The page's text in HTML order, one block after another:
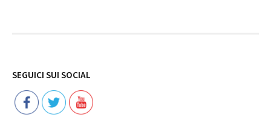
SEGUICI SUI SOCIAL